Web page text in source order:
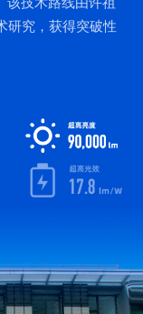
研究，获得突破性